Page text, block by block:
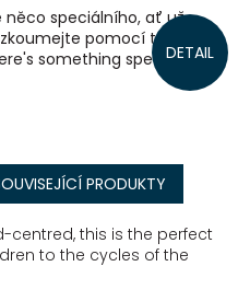
DETAIL
něco speciálního, ať už
pomocí tohoto
something special
PRODUKTY
centred, this is the perfect
to the cycles of the